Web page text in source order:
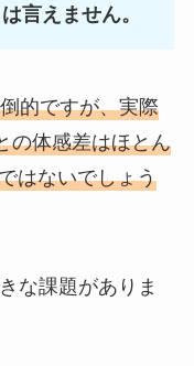
言えません。
的ですが、実際
の体感差はほとん
はないでしょう
な課題がありま